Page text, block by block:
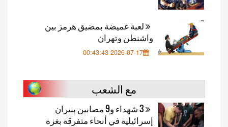
لعبة غميضة بمضيق هرمز بين
واشنطن وتهران
2026-07-17 00:43:43
مع الشعب
3 شهداء و9 مصابين بنيران
إسرائيلية في أنحاء متفرقة بغزة